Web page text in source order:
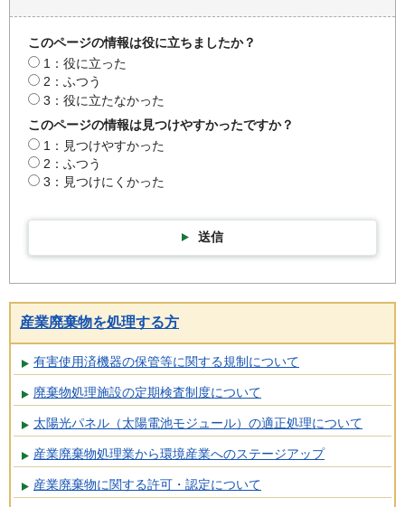
このページの情報は役に立ちましたか？
1：役に立った
2：ふつう
3：役に立たなかった
このページの情報は見つけやすかったですか？
1：見つけやすかった
2：ふつう
3：見つけにくかった
送信
産業廃棄物を処理する方
有害使用済機器の保管等に関する規制について
廃棄物処理施設の定期検査制度について
太陽光パネル（太陽電池モジュール）の適正処理について
産業廃棄物処理業から環境産業へのステージアップ
産業廃棄物に関する許可・認定について